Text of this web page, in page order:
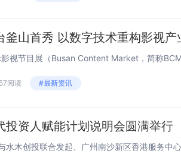
釜山首秀 以数字技术重构影视产
视节目展（Busan Content Market，简称
阅读 #最新资讯
投资人赋能计划说明会圆满举行